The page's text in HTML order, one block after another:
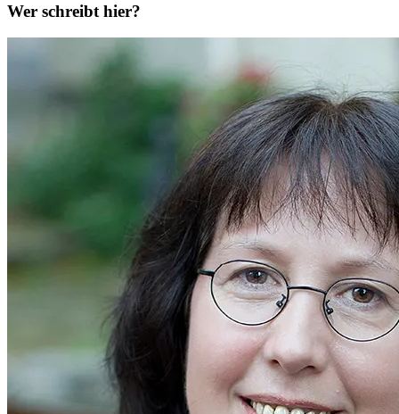
Wer schreibt hier?